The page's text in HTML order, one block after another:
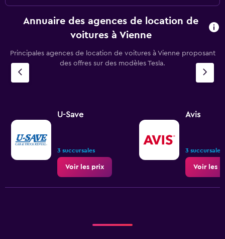
Annuaire des agences de location de
voitures à Vienne
Principales agences de location de voitures à Vienne proposant
des offres sur des modèles Tesla.
U-Save
3 succursales
Voir les prix
Avis
3 succursales
Voir les